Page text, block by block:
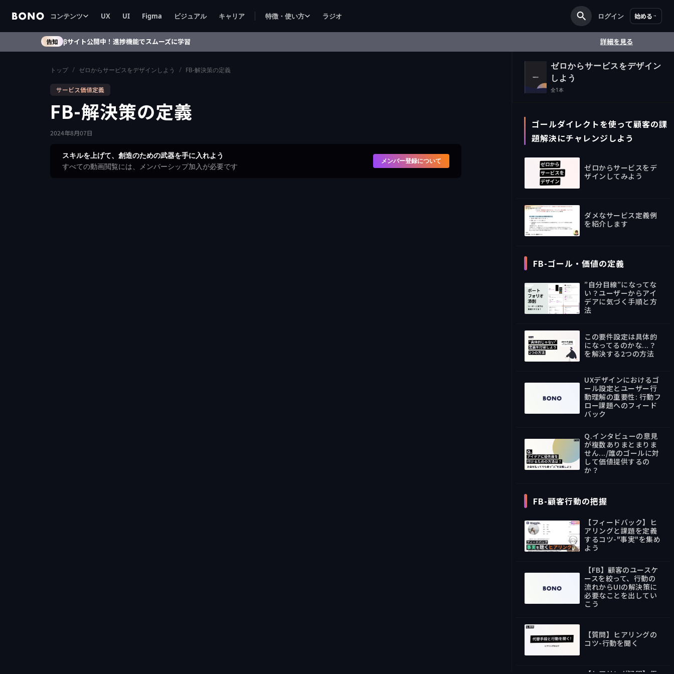
コンテンツ UX UI Figma ビジュアル キャリア 特徴・使い方 ラジオ ログイン 始める
告知 βサイト公開中！進捗機能でスムーズに学習 詳細を見る
トップ / ゼロからサービスをデザインしよう / FB-解決策の定義
サービス価値定義
FB-解決策の定義
2024年8月07日
スキルを上げて、創造のための武器を手に入れよう
すべての動画閲覧には、メンバーシップ加入が必要です
メンバー登録について
ゼロからサービスをデザイン
しよう
全1本
ゴールダイレクトを使って顧客の課
題解決にチャレンジしよう
novideo
ゼロからサービスをデ
ザインしてみよう
07:56
ダメなサービス定義例
を紹介します
FB-ゴール・価値の定義
18:00
”自分目線”になってな
い？ユーザーからアイ
デアに気づく手順と方
法
09:06
この要件設定は具体的
になってるのかな...？
を解決する2つの方法
UXデザインにおけるゴ
ール設定とユーザー行
動理解の重要性: 行動フ
ロー課題へのフィード
バック
11:43
Q.インタビューの意見
が複数ありまとまりま
せん.../誰のゴールに対
して価値提供するの
か？
FB-顧客行動の把握
07:38
【フィードバック】ヒ
アリングと課題を定義
するコツ-"事実"を集め
よう
【FB】顧客のユースケ
ースを絞って、行動の
流れからUIの解決策に
必要なことを出してい
こう
【質問】ヒアリングの
コツ-行動を聞く